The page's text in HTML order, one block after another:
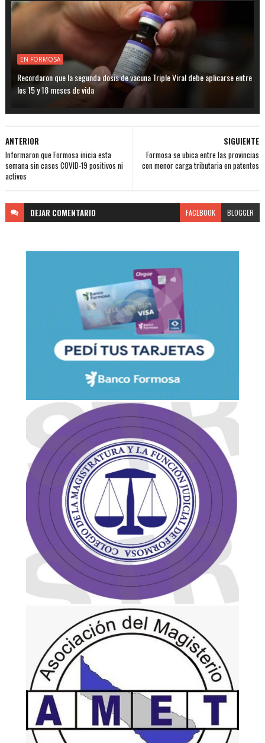
EN FORMOSA
Recordaron que la segunda dosis de vacuna Triple Viral debe aplicarse entre
los 15 y 18 meses de vida
SIGUIENTE
Formosa se ubica entre las provincias
con menor carga tributaria en patentes
ANTERIOR
Informaron que Formosa inicia esta
semana sin casos COVID-19 positivos ni
activos
DEJAR COMENTARIO FACEBOOK BLOGGER